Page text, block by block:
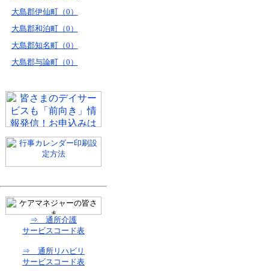
大島郡伊仙町（0）
大島郡和泊町（0）
大島郡知名町（0）
大島郡与論町（0）
⇒ 通所介護
サービスコード表
⇒ 通所リハビリ
サービスコード表